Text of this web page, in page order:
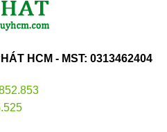
HCM - MST: 0313462404